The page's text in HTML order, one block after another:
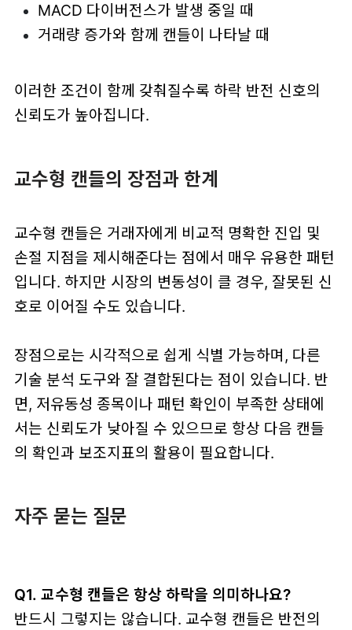
MACD 다이버전스가 발생 중일 때
거래량 증가와 함께 캔들이 나타날 때
이러한 조건이 함께 갖춰질수록 하락 반전 신호의
신뢰도가 높아집니다.
교수형 캔들의 장점과 한계
교수형 캔들은 거래자에게 비교적 명확한 진입 및
손절 지점을 제시해준다는 점에서 매우 유용한 패턴
입니다. 하지만 시장의 변동성이 클 경우, 잘못된 신
호로 이어질 수도 있습니다.
장점으로는 시각적으로 쉽게 식별 가능하며, 다른
기술 분석 도구와 잘 결합된다는 점이 있습니다. 반
면, 저유동성 종목이나 패턴 확인이 부족한 상태에
서는 신뢰도가 낮아질 수 있으므로 항상 다음 캔들
의 확인과 보조지표의 활용이 필요합니다.
자주 묻는 질문
Q1. 교수형 캔들은 항상 하락을 의미하나요?
반드시 그렇지는 않습니다. 교수형 캔들은 반전의